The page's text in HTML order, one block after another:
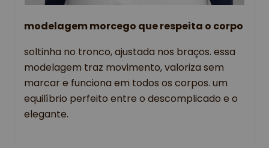
modelagem morcego que respeita o corpo
soltinha no tronco, ajustada nos braços. essa
modelagem traz movimento, valoriza sem
marcar e funciona em todos os corpos. um
equilíbrio perfeito entre o descomplicado e o
elegante.